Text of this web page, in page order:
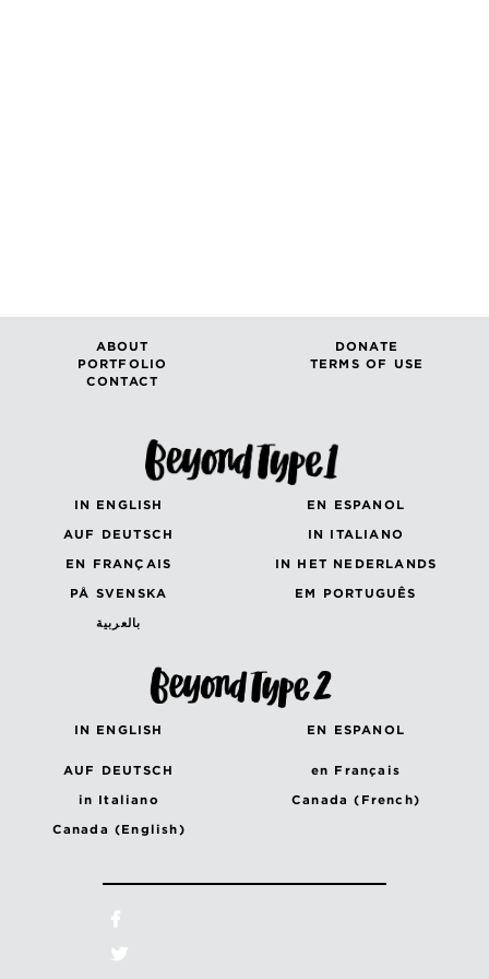
ABOUT
DONATE
PORTFOLIO
TERMS OF USE
CONTACT
IN ENGLISH
EN ESPANOL
AUF DEUTSCH
IN ITALIANO
EN FRANÇAIS
IN HET NEDERLANDS
PÅ SVENSKA
EM PORTUGUÊS
بالعربية
IN ENGLISH EN ESPANOL
AUF DEUTSCH
en Français
in Italiano
Canada (French)
Canada (English)